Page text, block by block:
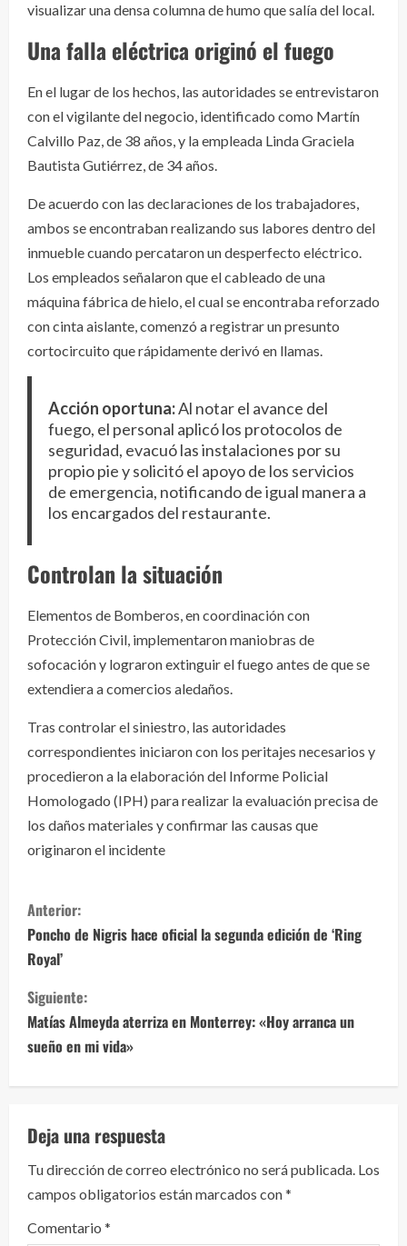
visualizar una densa columna de humo que salía del local.
Una falla eléctrica originó el fuego
En el lugar de los hechos, las autoridades se entrevistaron
con el vigilante del negocio, identificado como Martín
Calvillo Paz, de 38 años, y la empleada Linda Graciela
Bautista Gutiérrez, de 34 años.
De acuerdo con las declaraciones de los trabajadores,
ambos se encontraban realizando sus labores dentro del
inmueble cuando percataron un desperfecto eléctrico.
Los empleados señalaron que el cableado de una
máquina fábrica de hielo, el cual se encontraba reforzado
con cinta aislante, comenzó a registrar un presunto
cortocircuito que rápidamente derivó en llamas.
Acción oportuna:Al notar el avance del
fuego, el personal aplicó los protocolos de
seguridad, evacuó las instalaciones por su
propio pie y solicitó el apoyo de los servicios
de emergencia, notificando de igual manera a
los encargados del restaurante.
Controlan la situación
Elementos de Bomberos, en coordinación con
Protección Civil, implementaron maniobras de
sofocación y lograron extinguir el fuego antes de que se
extendiera a comercios aledaños.
Tras controlar el siniestro, las autoridades
correspondientes iniciaron con los peritajes necesarios y
procedieron a la elaboración del Informe Policial
Homologado (IPH) para realizar la evaluación precisa de
los daños materiales y confirmar las causas que
originaron el incidente
S
i
g
u
e
l
e
y
e
Anterior:
Poncho de Nigris hace oficial la segunda edición de ‘Ring
Royal’
Siguiente:
Matías Almeyda aterriza en Monterrey: «Hoy arranca un
sueño en mi vida»
Deja una respuesta
Tu dirección de correo electrónico no será publicada. Los
campos obligatorios están marcados con*
Comentario *